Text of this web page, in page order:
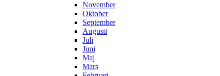
November
Oktober
September
Augusti
Juli
Juni
Maj
Mars